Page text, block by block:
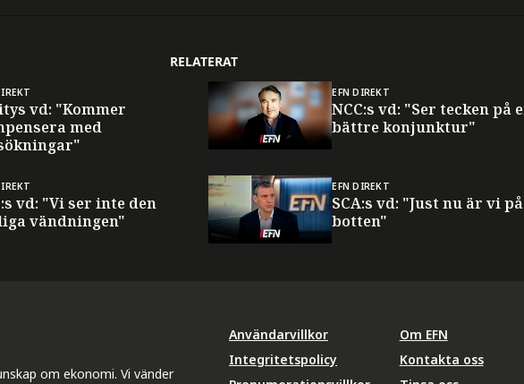
RELATERAT
vd: "Kommer
med
EFN DIREKT
NCC:s vd: "Ser tecken på
bättre konjunktur"
vd: "Vi ser inte den
vändningen"
EFN DIREKT
SCA:s vd: "Just nu är vi på
botten"
om ekonomi. Vi vänder
Användarvillkor
Integritetspolicy
Om EFN
Kontakta oss